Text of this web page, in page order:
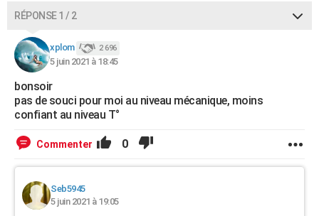
RÉPONSE 1 / 2
xplom 2 696
5 juin 2021 à 18:45
bonsoir
pas de souci pour moi au niveau mécanique, moins
confiant au niveau T°
Commenter 0
Seb5945
5 juin 2021 à 19:05